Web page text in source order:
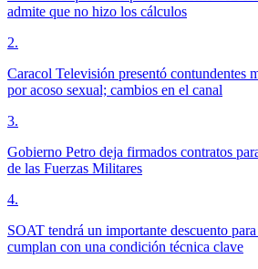
admite que no hizo los cálculos
2.
Caracol Televisión presentó contundentes
por acoso sexual; cambios en el canal
3.
Gobierno Petro deja firmados contratos
de las Fuerzas Militares
4.
SOAT tendrá un importante descuento
cumplan con una condición técnica clave